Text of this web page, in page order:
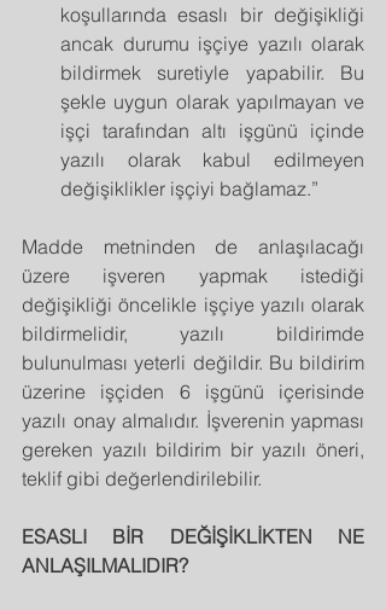
koşullarında esaslı bir değişikliği
ancak durumu işçiye yazılı olarak
bildirmek suretiyle yapabilir. Bu
şekle uygun olarak yapılmayan ve
işçi tarafından altı işgünü içinde
yazılı olarak kabul edilmeyen
değişiklikler işçiyi bağlamaz.”
Madde metninden de anlaşılacağı
üzere işveren yapmak istediği
değişikliği öncelikle işçiye yazılı olarak
bildirmelidir, yazılı bildirimde
bulunulması yeterli değildir. Bu bildirim
üzerine işçiden 6 işgünü içerisinde
yazılı onay almalıdır. İşverenin yapması
gereken yazılı bildirim bir yazılı öneri,
teklif gibi değerlendirilebilir.
ESASLI BİR DEĞİŞİKLİKTEN NE
ANLAŞILMALIDIR?